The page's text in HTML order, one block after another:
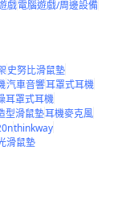
戲電腦遊戲/周邊設備
史努比滑鼠墊
汽車音響耳罩式耳機
耳罩式耳機
型滑鼠墊耳機麥克風
thinkway
滑鼠墊